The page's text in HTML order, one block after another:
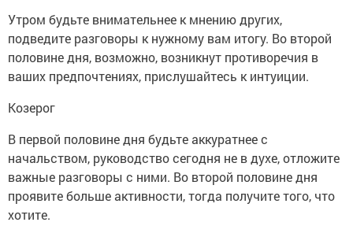
Утром будьте внимательнее к мнению других,
подведите разговоры к нужному вам итогу. Во второй
половине дня, возможно, возникнут противоречия в
ваших предпочтениях, прислушайтесь к интуиции.
Козерог
В первой половине дня будьте аккуратнее с
начальством, руководство сегодня не в духе, отложите
важные разговоры с ними. Во второй половине дня
проявите больше активности, тогда получите того, что
хотите.